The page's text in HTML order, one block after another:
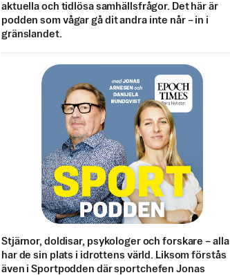
aktuella och tidlösa samhällsfrågor. Det här är
podden som vågar gå dit andra inte når – in i
gränslandet.
Stjärnor, doldisar, psykologer och forskare – alla
har de sin plats i idrottens värld. Liksom förstås
även i Sportpodden där sportchefen Jonas